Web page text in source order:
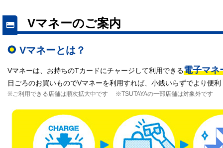
Vマネーのご案内
Vマネーとは？
Vマネーは、お持ちのTカードにチャージして利用できる電子マネ
日ごろのお買いものでVマネーを利用すれば、小銭いらずでより便
※ご利用できる店舗は順次拡大中です ※TSUTAYAの一部店舗は対象外です